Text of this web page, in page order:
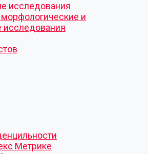
исследования
и
исследования
Метрике